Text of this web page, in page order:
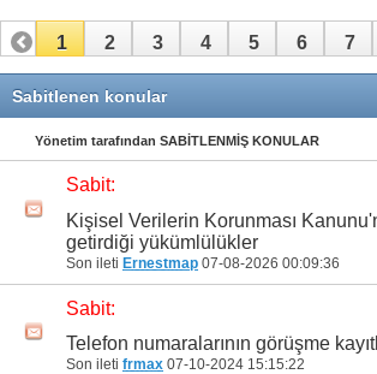
1 2 3 4 5 6 7
11 12 13
21 22 23 24 25 26
31 32
41 42 43 44 45
51 52 53 54 55 56 57
61 62 64 66
Sabitlenen konular
Yönetim tarafından SABİTLENMİŞ KONULAR
Sabit:
Kişisel Verilerin Korunması
getirdiği yükümlülükler
Son ileti Ernestmap 07-08-2026 00:09:36
Sabit:
Telefon numaralarının görüşme
Son ileti frmax 07-10-2024 15:15:22